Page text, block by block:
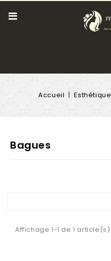
Accueil Esthétique
Bagues
Affichage 1-1 de 1 article(s)